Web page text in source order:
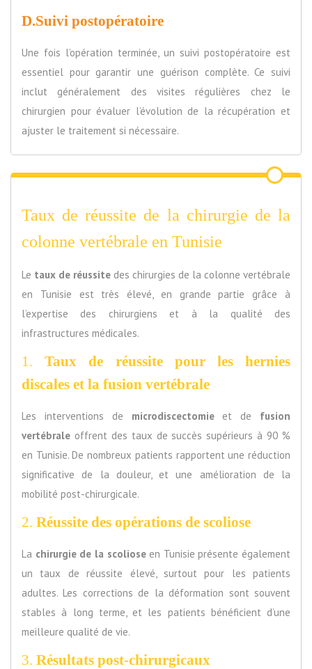
D.Suivi postopératoire
Une fois l’opération terminée, un suivi postopératoire est
essentiel pour garantir une guérison complète. Ce suivi
inclut généralement des visites régulières chez le
chirurgien pour évaluer l’évolution de la récupération et
ajuster le traitement si nécessaire.
Taux de réussite de la chirurgie de la
colonne vertébrale en Tunisie
Le taux de réussite des chirurgies de la colonne vertébrale
en Tunisie est très élevé, en grande partie grâce à
l’expertise des chirurgiens et à la qualité des
infrastructures médicales.
1.Taux de réussite pour les hernies
discales et la fusion vertébrale
Les interventions de microdiscectomieet de fusion
vertébrale offrent des taux de succès supérieurs à 90 %
en Tunisie. De nombreux patients rapportent une réduction
significative de la douleur, et une amélioration de la
mobilité post-chirurgicale.
2. Réussite des opérations de scoliose
La chirurgie de la scolioseen Tunisie présente également
un taux de réussite élevé, surtout pour les patients
adultes. Les corrections de la déformation sont souvent
stables à long terme, et les patients bénéficient d’une
meilleure qualité de vie.
3. Résultats post-chirurgicaux